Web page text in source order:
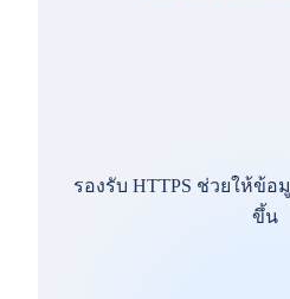
รองรับ HTTPS ช่วยให้ข้
ขึ้น